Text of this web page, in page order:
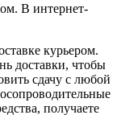
В интернет-
курьером.
доставки, чтобы
сдачу с любой
получаете